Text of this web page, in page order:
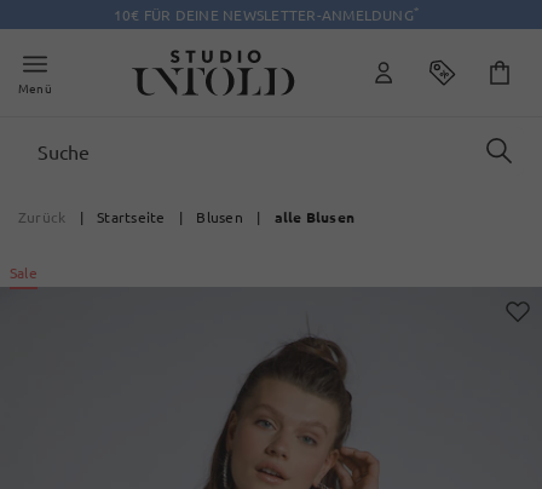
10€ FÜR DEINE NEWSLETTER-ANMELDUNG*
Menü
Zurück | Startseite | Blusen | alle Blusen
Sale